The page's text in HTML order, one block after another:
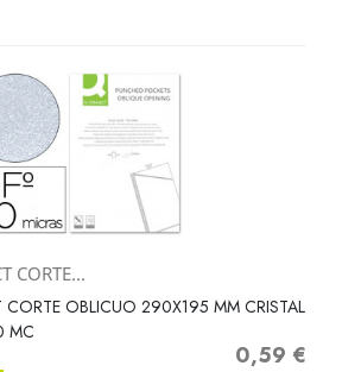
CORTE...
OBLICUO 290X195 MM CRISTAL
MC
Precio
0,59 €